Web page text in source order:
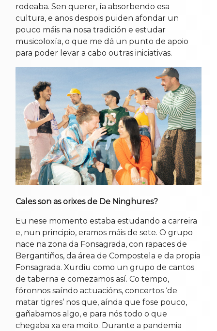
rodeaba. Sen querer, ía absorbendo esa
cultura, e anos despois puiden afondar un
pouco máis na nosa tradición e estudar
musicoloxía, o que me dá un punto de apoio
para poder levar a cabo outras iniciativas.
Cales son as orixes de De Ninghures?
Eu nese momento estaba estudando a carreira
e, nun principio, eramos máis de sete. O grupo
nace na zona da Fonsagrada, con rapaces de
Bergantiños, da área de Compostela e da propia
Fonsagrada. Xurdiu como un grupo de cantos
de taberna e comezamos así. Co tempo,
fóronnos saíndo actuacións, concertos ‘de
matar tigres’ nos que, aínda que fose pouco,
gañabamos algo, e para nós todo o que
chegaba xa era moito. Durante a pandemia